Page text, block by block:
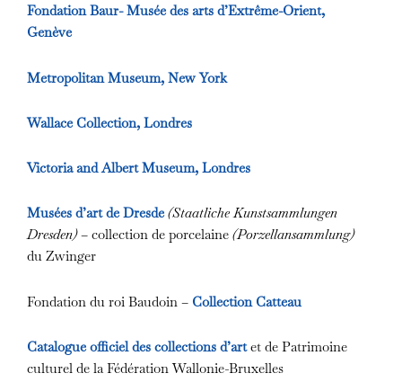
Fondation Baur- Musée des arts d’Extrême-Orient,
Genève
Metropolitan Museum, New York
Wallace Collection, Londres
Victoria and Albert Museum, Londres
Musées d’art de Dresde (Staatliche Kunstsammlungen
Dresden)– collection de porcelaine (Porzellansammlung)
du Zwinger
Fondation du roi Baudoin – Collection Catteau
Catalogue officiel des collections d’artet de Patrimoine
culturel de la Fédération Wallonie-Bruxelles